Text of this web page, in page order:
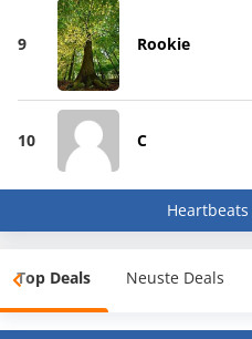
9 Rookie
10 C
Top Deals Neuste Deals